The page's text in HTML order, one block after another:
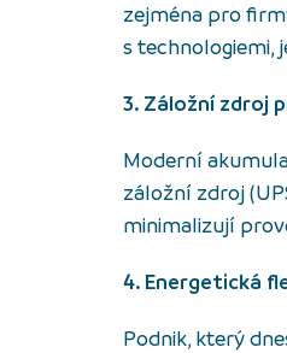
zejména pro
s technologiemi,
3. Záložní zdroj
Moderní
záložní zdroj
minimalizují
4. Energetická
Podnik, který